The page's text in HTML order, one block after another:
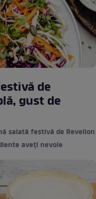
de
gust de
salată festivă de Revelion
aveți nevoie